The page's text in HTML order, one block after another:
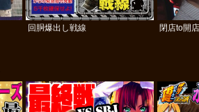
回胴爆出し戦線 閉店to開